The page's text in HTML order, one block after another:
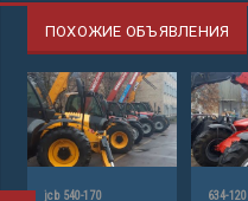
ПОХОЖИЕ ОБЪЯВЛЕНИЯ
jcb 540-170 634-120